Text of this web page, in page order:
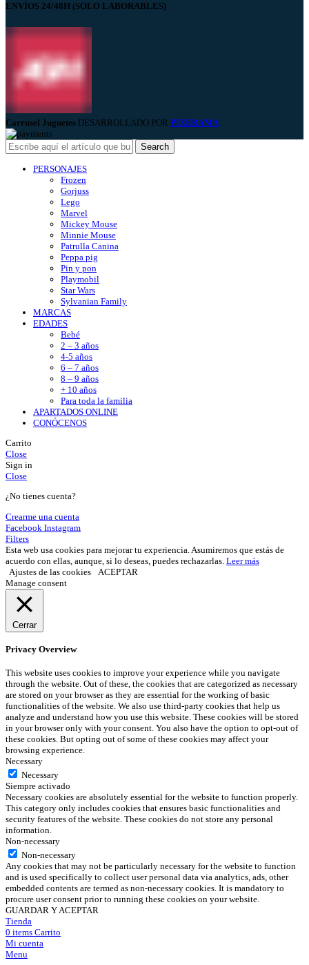
ENVÍOS 24/48H (SOLO LABORABLES)
Carrusel Juguetes DESARROLLADO POR PIXERAMA.
Search
PERSONAJES
Frozen
Gorjuss
Lego
Marvel
Mickey Mouse
Minnie Mouse
Patrulla Canina
Peppa pig
Pin y pon
Playmobil
Star Wars
Sylvanian Family
MARCAS
EDADES
Bebé
2 – 3 años
4-5 años
6 – 7 años
8 – 9 años
+ 10 años
Para toda la familia
APARTADOS ONLINE
CONÓCENOS
Carrito
Close
Sign in
Close
¿No tienes cuenta?
Crearme una cuenta
Facebook Instagram
Filters
Esta web usa cookies para mejorar tu experiencia. Asumiremos que estás de
acuerdo con ellas, aunque, si lo deseas, puedes rechazarlas. Leer más
Ajustes de las cookies
ACEPTAR
Manage consent
Cerrar
Privacy Overview
This website uses cookies to improve your experience while you navigate
through the website. Out of these, the cookies that are categorized as necessary
are stored on your browser as they are essential for the working of basic
functionalities of the website. We also use third-party cookies that help us
analyze and understand how you use this website. These cookies will be stored
in your browser only with your consent. You also have the option to opt-out of
these cookies. But opting out of some of these cookies may affect your
browsing experience.
Necessary
Necessary
Siempre activado
Necessary cookies are absolutely essential for the website to function properly.
This category only includes cookies that ensures basic functionalities and
security features of the website. These cookies do not store any personal
information.
Non-necessary
Non-necessary
Any cookies that may not be particularly necessary for the website to function
and is used specifically to collect user personal data via analytics, ads, other
embedded contents are termed as non-necessary cookies. It is mandatory to
procure user consent prior to running these cookies on your website.
GUARDAR Y ACEPTAR
Tienda
0 items Carrito
Mi cuenta
Menu